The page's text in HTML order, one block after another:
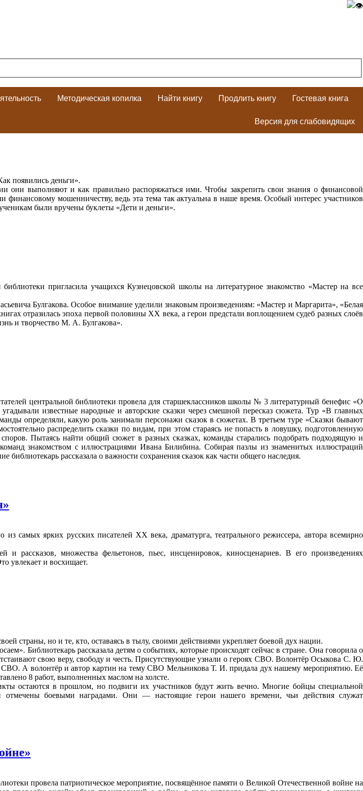
Методическая копилка Найти книгу Продлить книгу Гостевая книга
Версия для слабовидящих
появились деньги».
они выполняют и как правильно распоряжаться ими. Чтобы закрепить свои знания о финансовой
мошенничеству, ведь эта тема так актуальна в наше время. Особый интерес участников
были вручены буклеты «Дети и деньги».
пригласила учащихся Кузнецовской школы на литературное знакомство «Мастер на все
Булгакова. Особое внимание уделили знаковым произведениям: «Мастер и Маргарита», «Белая
отразилась эпоха первой половины XX века, а герои предстали воплощением судеб разных слоёв
и творчество М. А. Булгакова».
центральной библиотеки провела для старшеклассников школы № 3 литературный бенефис «О
известные народные и авторские сказки через смешной пересказ сюжета. Тур «В главных
определяли, какую роль занимали персонажи сказок в сюжетах. В третьем туре «Сказки бывают
распределить сказки по видам, при этом стараясь не попасть в ловушку, подготовленную
Пытаясь найти общий сюжет в разных сказках, команды старались подобрать подходящую и
знакомством с иллюстрациями Ивана Билибина. Собирая пазлы из знаменитых иллюстраций
рассказала о важности сохранения сказок как части общего наследия.
самых ярких русских писателей XX века, драматурга, театрального режиссера, автора всемирно
рассказов, множества фельетонов, пьес, инсценировок, киносценариев. В его произведениях
увлекает и восхищает.
страны, но и те, кто, оставаясь в тылу, своими действиями укрепляет боевой дух нации.
Библиотекарь рассказала детям о событиях, которые происходят сейчас в стране. Она говорила о
свою веру, свободу и честь. Присутствующие узнали о героях СВО. Волонтёр Осыкова С. Ю.
А волонтёр и автор картин на тему СВО Мельникова Т. И. придала дух нашему мероприятию. Её
8 работ, выполненных маслом на холсте.
остаются в прошлом, но подвиги их участников будут жить вечно. Многие бойцы специальной
боевыми наградами. Они — настоящие герои нашего времени, чьи действия служат
провела патриотическое мероприятие, посвящённое памяти о Великой Отечественной войне на